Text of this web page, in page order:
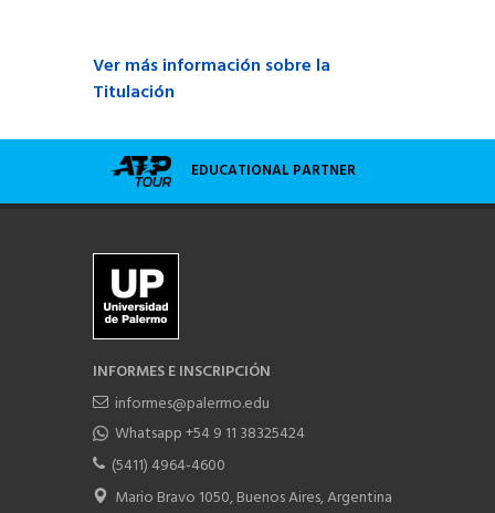
Ver más información sobre la
Titulación
EDUCATIONAL PARTNER
INFORMES E INSCRIPCIÓN
informes@palermo.edu
Whatsapp +54 9 11 38325424
(5411) 4964-4600
Mario Bravo 1050, Buenos Aires, Argentina